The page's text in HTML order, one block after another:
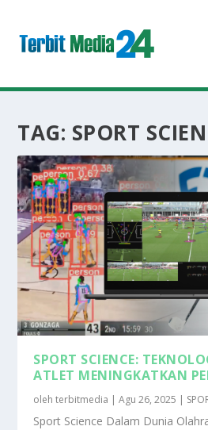
TAG: SPORT
SPORT SCIENCE:
ATLET MENINGKATKAN
olehterbitmedia |Agu 26, 2025 |
Sport Science Dalam Dunia